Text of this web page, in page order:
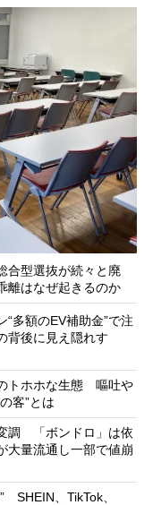
合型選抜が続々と廃
離はなぜ起きるのか
“多額のEV補助金”で注
背後に見え隠れす
トホホな生態 嘔吐や
客”とは
調 「ボンドロ」は依
大量流通し一部で値崩
SHEIN、TikTok、